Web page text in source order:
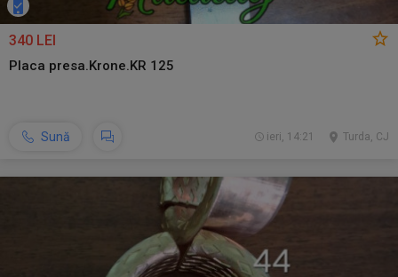
340 LEI
Placa presa.Krone.KR 125
Sună Turda, CJ
ieri, 14:21